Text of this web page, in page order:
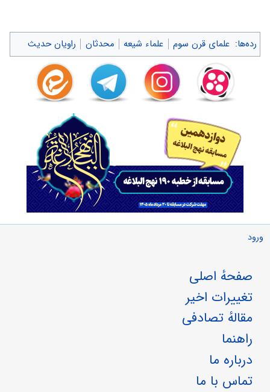
رده‌ها: علمای قرن سوم علماء شیعه محدثان راویان حدیث
ورود
صفحهٔ اصلی
تغییرات اخیر
مقالهٔ تصادفی
راهنما
درباره ما
تماس با ما